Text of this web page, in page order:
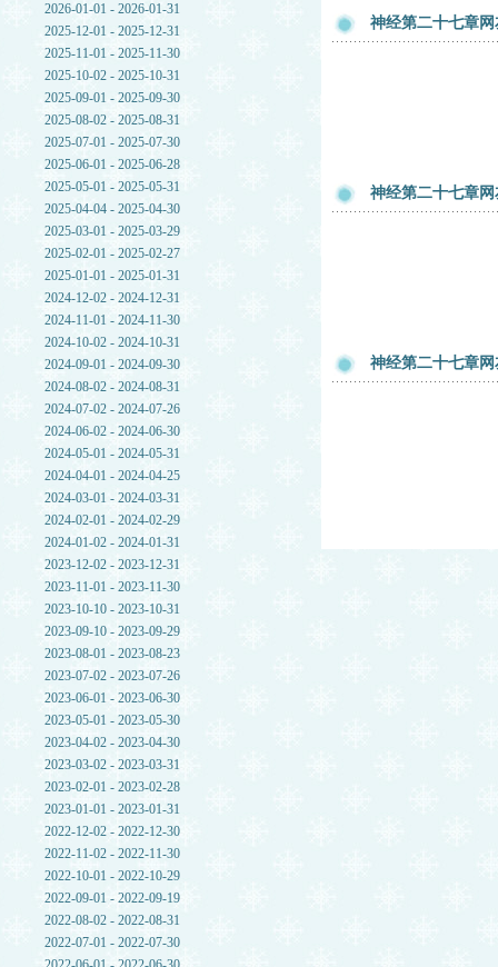
2026-01-01 - 2026-01-31
2025-12-01 - 2025-12-31
2025-11-01 - 2025-11-30
2025-10-02 - 2025-10-31
2025-09-01 - 2025-09-30
2025-08-02 - 2025-08-31
2025-07-01 - 2025-07-30
2025-06-01 - 2025-06-28
2025-05-01 - 2025-05-31
2025-04-04 - 2025-04-30
2025-03-01 - 2025-03-29
2025-02-01 - 2025-02-27
2025-01-01 - 2025-01-31
2024-12-02 - 2024-12-31
2024-11-01 - 2024-11-30
2024-10-02 - 2024-10-31
2024-09-01 - 2024-09-30
2024-08-02 - 2024-08-31
2024-07-02 - 2024-07-26
2024-06-02 - 2024-06-30
2024-05-01 - 2024-05-31
2024-04-01 - 2024-04-25
2024-03-01 - 2024-03-31
2024-02-01 - 2024-02-29
2024-01-02 - 2024-01-31
2023-12-02 - 2023-12-31
2023-11-01 - 2023-11-30
2023-10-10 - 2023-10-31
2023-09-10 - 2023-09-29
2023-08-01 - 2023-08-23
2023-07-02 - 2023-07-26
2023-06-01 - 2023-06-30
2023-05-01 - 2023-05-30
2023-04-02 - 2023-04-30
2023-03-02 - 2023-03-31
2023-02-01 - 2023-02-28
2023-01-01 - 2023-01-31
2022-12-02 - 2022-12-30
2022-11-02 - 2022-11-30
2022-10-01 - 2022-10-29
2022-09-01 - 2022-09-19
2022-08-02 - 2022-08-31
2022-07-01 - 2022-07-30
神经第二十七章网
神经第二十七章网
神经第二十七章网